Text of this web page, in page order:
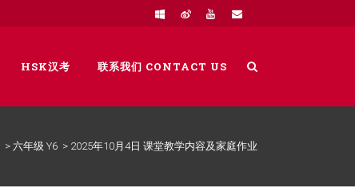
HSK汉考 联系我们 CONTACT US
> 六年级 Y6 > 2025年10月4日 课堂教学内容及家庭作业